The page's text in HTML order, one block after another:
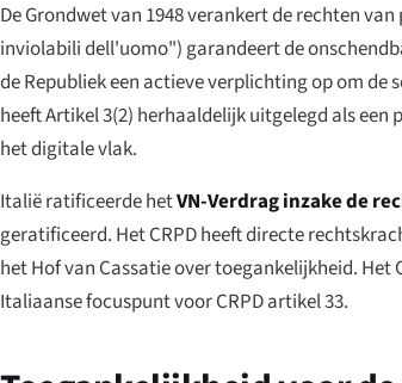
De Grondwet van 1948 verankert de rechten
inviolabili dell'uomo") garandeert de
de Republiek een actieve verplichting op om
heeft Artikel 3(2) herhaaldelijk uitgelegd als
het digitale vlak.
Italië ratificeerde hetVN-Verdrag inzake de
geratificeerd. Het CRPD heeft directe
het Hof van Cassatie over toegankelijkheid. Het
Italiaanse focuspunt voor CRPD artikel 33.